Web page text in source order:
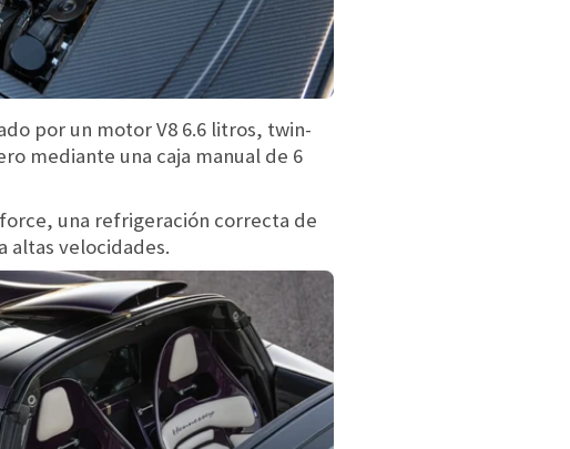
por un motor V8 6.6 litros, twin-
mediante una caja manual de 6
una refrigeración correcta de
altas velocidades.